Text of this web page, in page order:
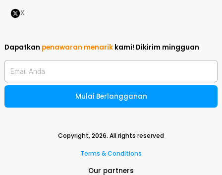
X
Dapatkan penawaran menarik kami! Dikirim mingguan
Email Anda
Mulai Berlangganan
Copyright,2026. All rights reserved
Terms & Conditions
Our partners